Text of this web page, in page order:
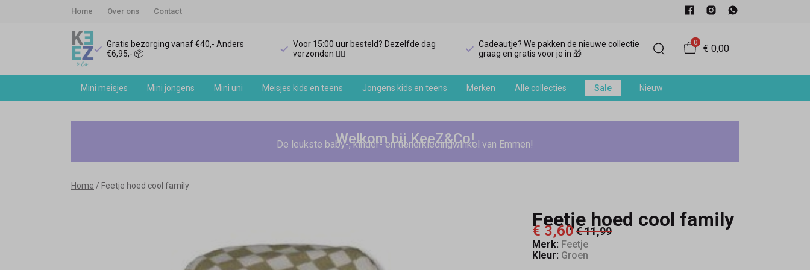
Home Over ons Contact
Gratis bezorging vanaf €40,- Anders
€6,95,- 📦
Voor 15:00 uur besteld? Dezelfde dag
verzonden 🏃‍♀️
Cadeautje? We pakken de nieuwe collectie
graag en gratis voor je in 🎁
0
€ 0,00
Mini meisjes Mini jongens Mini uni Meisjes kids en teens Jongens kids en teens Merken Alle collecties Sale Nieuw
Feetje
family
Welkom bij KeeZ&Co!
De leukste baby-, kinder- en tienerkledingwinkel van Emmen!
Home Feetje hoed cool family
Feetje hoed cool family
€ 3,60€ 11,99
Merk: Feetje
Kleur: Groen